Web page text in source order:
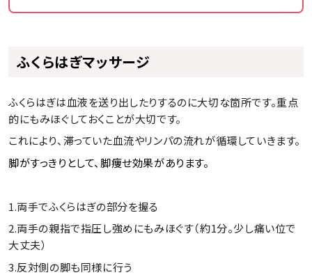
ふくらはぎマッサージ
ふくらはぎは血液を送り出したりするのに大切な箇所です。重点
的にもみほぐしておくことが大切です。
これにより、滞っていた血流やリンパの流れが循環していきます。
脚がすっきりとして、脚痩せ効果があります。
1.両手でふくらはぎの部分を握る
2.両手の親指で指圧し強めにもみほぐす（約1分。少し痛い位で
大丈夫）
3.反対側の脚も同様に行う